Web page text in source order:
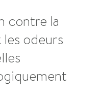
contre la
odeurs